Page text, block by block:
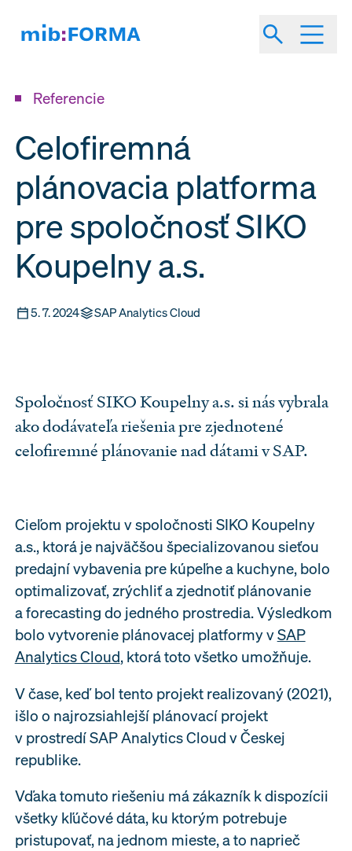
Referencie
Celofiremná
plánovacia platforma
pre spoločnosť SIKO
Koupelny a.s.
5. 7. 2024 SAP Analytics Cloud
Spoločnosť SIKO Koupelny a.s. si nás vybrala
ako dodávateľa riešenia pre zjednotené
celofiremné plánovanie nad dátami v SAP.
Cieľom projektu v spoločnosti SIKO Koupelny
a.s., ktorá je najväčšou špecializovanou sieťou
predajní vybavenia pre kúpeľne a kuchyne, bolo
optimalizovať, zrýchliť a zjednotiť plánovanie
a forecasting do jedného prostredia. Výsledkom
bolo vytvorenie plánovacej platformy vSAP
Analytics Cloud, ktorá toto všetko umožňuje.
V čase, keď bol tento projekt realizovaný (2021),
išlo o najrozsiahlejší plánovací projekt
v prostredí SAP Analytics Cloud v Českej
republike.
Vďaka tomuto riešeniu má zákazník k dispozícii
všetky kľúčové dáta, ku ktorým potrebuje
pristupovať, na jednom mieste, a to naprieč